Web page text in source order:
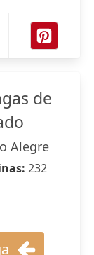
de
Alegre
232